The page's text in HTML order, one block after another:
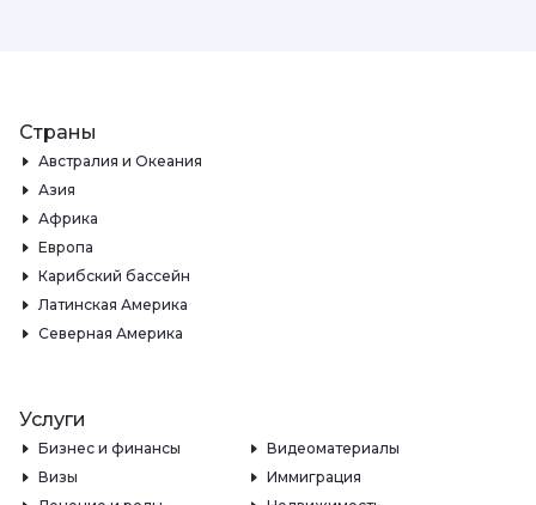
Страны
Австралия и Океания
Азия
Африка
Европа
Карибский бассейн
Латинская Америка
Северная Америка
Услуги
Бизнес и финансы
Видеоматериалы
Визы
Иммиграция